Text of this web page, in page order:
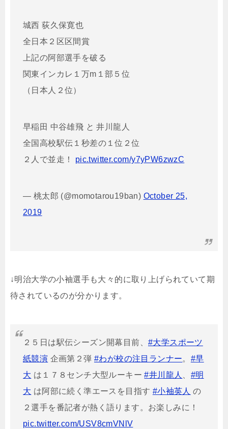
城西 荻久保寛也
全日本２区区間賞
上記の阿部選手を破る
関東インカレ１万m１部５位
（日本人２位）
早稲田 中谷雄飛 と 井川龍人
全国高校駅伝１秒差の１位２位
２人で並走！ pic.twitter.com/y7yPW6zwzC
— 桃太郎 (@momotarou19ban) October 25,
2019
↓明治大学の小袖選手も大々的に取り上げられていて期
待されているのが分かります。
２５日は駅伝シーズン開幕目前、 #大学スポーツ
紙競演 企画第２弾#わが校の注目ランナー。 #早
大 は１７８センチ大型ルーキー#井川龍人
#明
大 は阿部に続く準エースを目指す #小袖英人 の
２選手を番記者が熱く語ります。お楽しみに！
pic.twitter.com/USV8cmVNlV